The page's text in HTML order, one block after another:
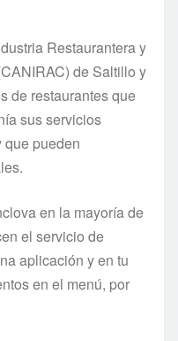
Restaurantera y
de Saltillo y
de restaurantes que
sus servicios
que pueden
en la mayoría de
el servicio de
aplicación y en tu
en el menú, por